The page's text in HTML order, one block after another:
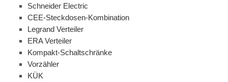
Schneider Electric
CEE-Steckdosen-Kombination
Legrand Verteiler
ERA Verteiler
Kompakt-Schaltschränke
Vorzähler
KÜK